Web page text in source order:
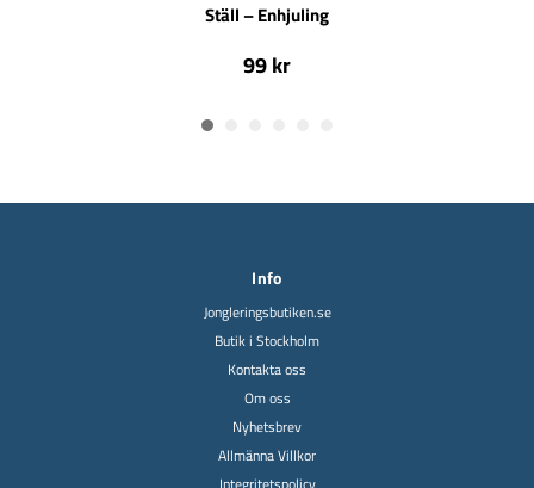
Ställ – Enhjuling
99 kr
Info
Jongleringsbutiken.se
Butik i Stockholm
Kontakta oss
Om oss
Nyhetsbrev
Allmänna Villkor